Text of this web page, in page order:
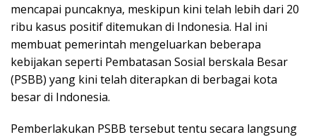
mencapai puncaknya, meskipun kini telah lebih dari 20
ribu kasus positif ditemukan di Indonesia. Hal ini
membuat pemerintah mengeluarkan beberapa
kebijakan seperti Pembatasan Sosial berskala Besar
(PSBB) yang kini telah diterapkan di berbagai kota
besar di Indonesia.
Pemberlakukan PSBB tersebut tentu secara langsung